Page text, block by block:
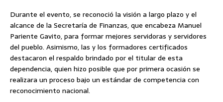
Durante el evento, se reconoció la visión a largo plazo y el
alcance de la Secretaría de Finanzas, que encabeza Manuel
Pariente Gavito, para formar mejores servidoras y servidores
del pueblo. Asimismo, las y los formadores certificados
destacaron el respaldo brindado por el titular de esta
dependencia, quien hizo posible que por primera ocasión se
realizara un proceso bajo un estándar de competencia con
reconocimiento nacional.